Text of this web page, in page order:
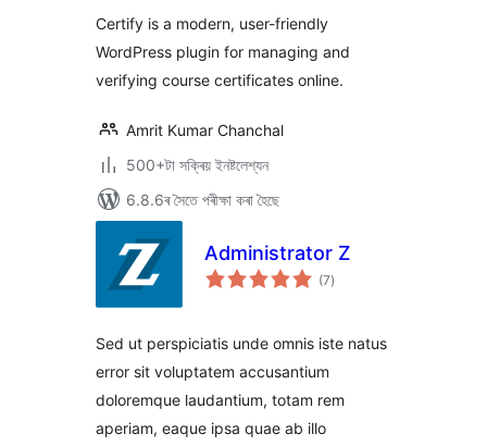
Certify is a modern, user-friendly
WordPress plugin for managing and
verifying course certificates online.
Amrit Kumar Chanchal
500+টা সক্ৰিয় ইনষ্টলেশ্যন
6.8.6ৰ সৈতে পৰীক্ষা কৰা হৈছে
Administrator Z
(7টা
মুঠ)
Sed ut perspiciatis unde omnis iste natus
error sit voluptatem accusantium
doloremque laudantium, totam rem
aperiam, eaque ipsa quae ab illo